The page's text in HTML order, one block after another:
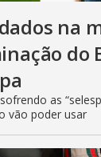
na
do
as
vão poder usar